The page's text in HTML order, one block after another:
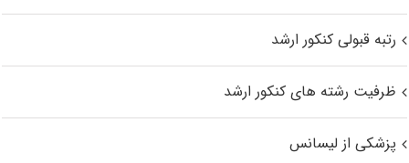
رتبه قبولی کنکور ارشد
ظرفیت رشته های کنکور ارشد
پزشکی از لیسانس